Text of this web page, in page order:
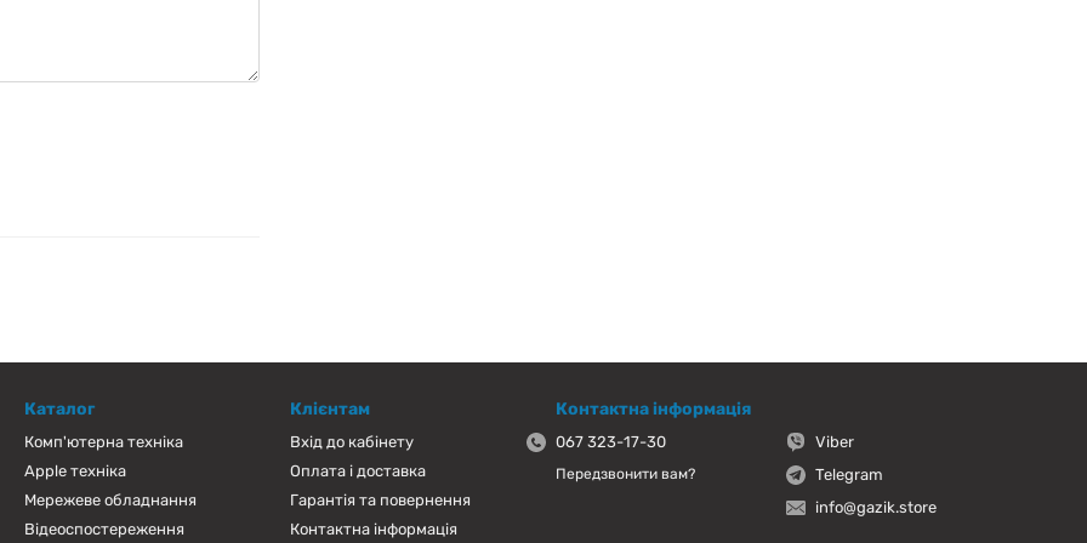
Каталог
Комп'ютерна техніка
Apple техніка
Мережеве обладнання
Відеоспостереження
Клієнтам
Вхід до кабінету
Оплата і доставка
Гарантія та повернення
Контактна інформація
Контактна інформація
067 323-17-30
Передзвонити вам?
Viber
Telegram
info@gazik.store